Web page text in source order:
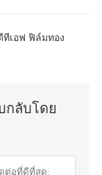
ทีเอฟ ฟิล์มทอง
กลับโดย